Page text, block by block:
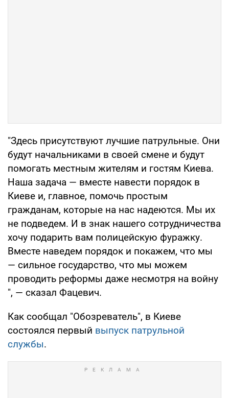
"Здесь присутствуют лучшие патрульные. Они
будут начальниками в своей смене и будут
помогать местным жителям и гостям Киева.
Наша задача — вместе навести порядок в
Киеве и, главное, помочь простым
гражданам, которые на нас надеются. Мы их
не подведем. И в знак нашего сотрудничества
хочу подарить вам полицейскую фуражку.
Вместе наведем порядок и покажем, что мы
— сильное государство, что мы можем
проводить реформы даже несмотря на войну
", — сказал Фацевич.
Как сообщал "Обозреватель", в Киеве
состоялся первый выпуск патрульной
службы.